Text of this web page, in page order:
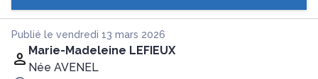
Publié le vendredi 13 mars 2026
Marie-Madeleine LEFIEUX
Née AVENEL